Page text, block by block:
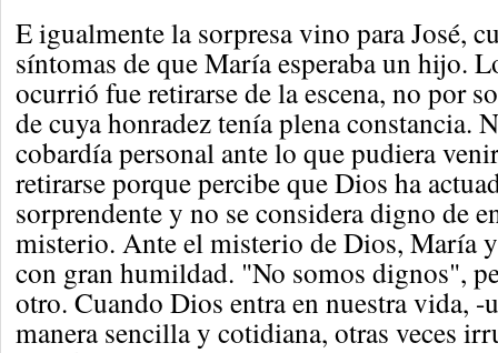
E igualmente la sorpresa vino para José,
síntomas de que María esperaba un hijo.
ocurrió fue retirarse de la escena, no por
de cuya honradez tenía plena constancia.
cobardía personal ante lo que pudiera
retirarse porque percibe que Dios ha
sorprendente y no se considera digno de
misterio. Ante el misterio de Dios, María
con gran humildad. "No somos dignos",
otro. Cuando Dios entra en nuestra vida, -
manera sencilla y cotidiana, otras veces